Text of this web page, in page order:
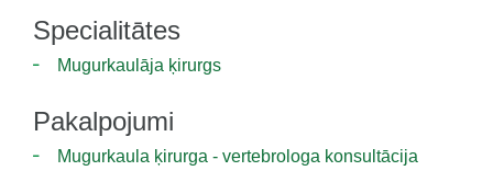
Specialitātes
Mugurkaulāja ķirurgs
Pakalpojumi
Mugurkaula ķirurga - vertebrologa konsultācija